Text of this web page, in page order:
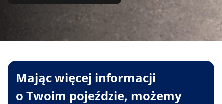
Mając więcej informacji
o Twoim pojeździe, możemy